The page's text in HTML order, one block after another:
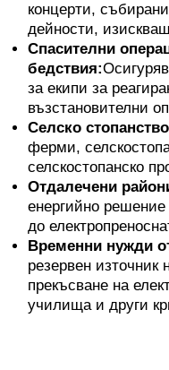
концерти,
дейности,
Спасителни
бедствия:
за екипи за
възстановителни
Селско
ферми,
селскостопанско
Отдалечени
енергийно
до
Временни нужди
резервен източник
прекъсване на
училища и други